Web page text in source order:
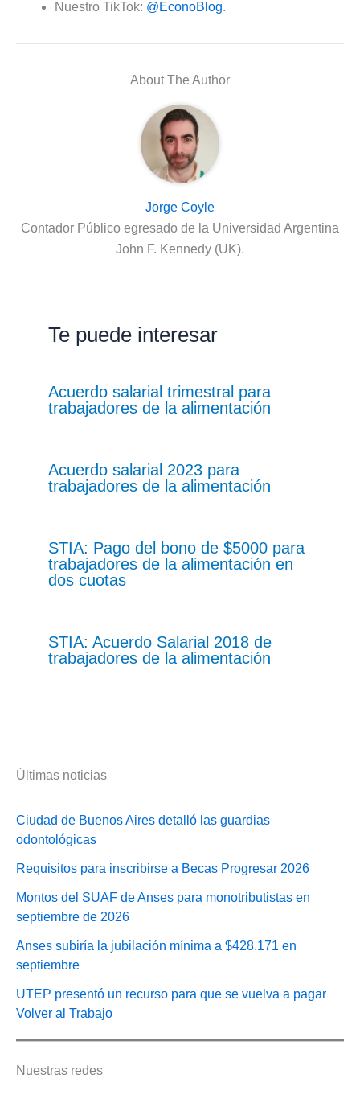
Nuestro TikTok: @EconoBlog.
About The Author
Jorge Coyle
Contador Público egresado de la Universidad Argentina
John F. Kennedy (UK).
Te puede interesar
Acuerdo salarial trimestral para
trabajadores de la alimentación
Acuerdo salarial 2023 para
trabajadores de la alimentación
STIA: Pago del bono de $5000 para
trabajadores de la alimentación en
dos cuotas
STIA: Acuerdo Salarial 2018 de
trabajadores de la alimentación
Últimas noticias
Ciudad de Buenos Aires detalló las guardias
odontológicas
Requisitos para inscribirse a Becas Progresar 2026
Montos del SUAF de Anses para monotributistas en
septiembre de 2026
Anses subiría la jubilación mínima a $428.171 en
septiembre
UTEP presentó un recurso para que se vuelva a pagar
Volver al Trabajo
Nuestras redes